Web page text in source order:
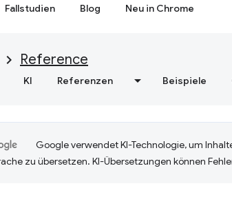
Fallstudien Blog Neu in Chrome
Reference
KI Referenzen Beispiele
Google verwendet KI-Technologie, um
zu übersetzen. KI-Übersetzungen können